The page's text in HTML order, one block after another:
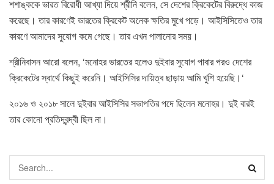
শশাঙ্ককে ভারত বিরোধী আখ্যা দিয়ে শ্রীনি বলেন, সে দেশের ক্রিকেটের বিরুদ্ধে কাজ
করেছে। তার কারণেই ভারতের ক্রিকেট অনেক ক্ষতির মুখে পড়ে। আইসিসিতেও তার
কারণে আমাদের সুযোগ কমে গেছে। তার এখন পালানোর সময়।
শ্রীনিবাসন আরো বলেন, ‘মনোহর ভারতের হলেও দুইবার সুযোগ পাবার পরও দেশের
ক্রিকেটের স্বার্থে কিছুই করেনি। আইসিসির দায়িত্ব ছাড়ায় আমি খুশি হয়েছি।‘
২০১৬ ও ২০১৮ সালে দুইবার আইসিসির সভাপতির পদে ছিলেন মনোহর। দুই বারই
তার কোনো প্রতিদ্বন্দ্বী ছিল না।